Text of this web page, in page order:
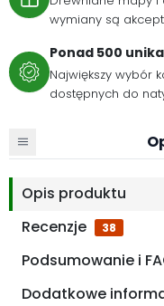
wymiany są
Ponad 500
Największy wybór
dostępnych do
Opis produktu
Recenzje
38
Podsumowanie i
Dodatkowe